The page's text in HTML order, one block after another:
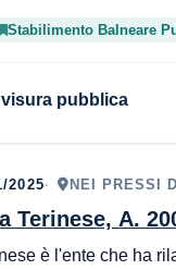
Stabilimento Balneare
pubblica
2025 NEI PRESSI
Terinese, A.